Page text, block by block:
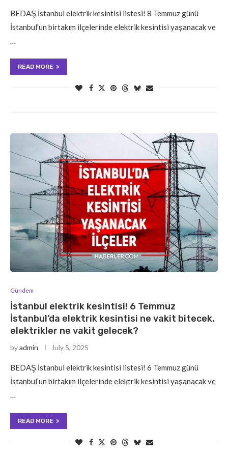
BEDAŞ İstanbul elektrik kesintisi listesi! 8 Temmuz günü
İstanbul’un birtakım ilçelerinde elektrik kesintisi yaşanacak ve
…
READ MORE
Gündem
İstanbul elektrik kesintisi! 6 Temmuz
İstanbul’da elektrik kesintisi ne vakit bitecek,
elektrikler ne vakit gelecek?
byadmin July 5, 2025
BEDAŞ İstanbul elektrik kesintisi listesi! 6 Temmuz günü
İstanbul’un birtakım ilçelerinde elektrik kesintisi yaşanacak ve
…
READ MORE